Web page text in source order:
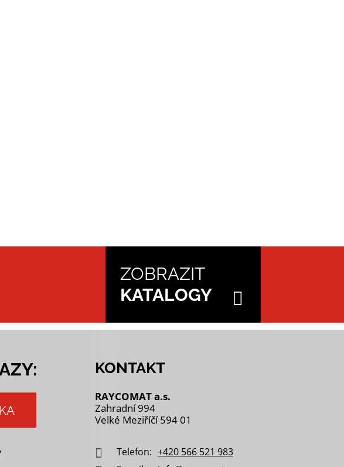
ZOBRAZIT
KATALOGY
KONTAKT
RAYCOMAT a.s.
Zahradní 994
Velké Meziříčí 594 01
Telefon: +420 566 521 983